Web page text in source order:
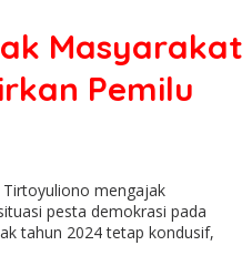
Masyarakat
Pemilu
mengajak
pesta demokrasi pada
tahun 2024 tetap kondusif,